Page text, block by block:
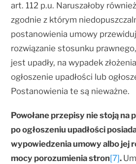
art. 112 p.u. Naruszałoby
zgodnie z którym
postanowienia umowy
rozwiązanie stosunku
jest upadły, na wypadek
ogłoszenie upadłości lub
Postanowienia te są nieważne.
Powołane przepisy nie stoją na
po ogłoszeniu upadłości
wypowiedzenia umowy albo jej
mocy porozumienia stron[7].